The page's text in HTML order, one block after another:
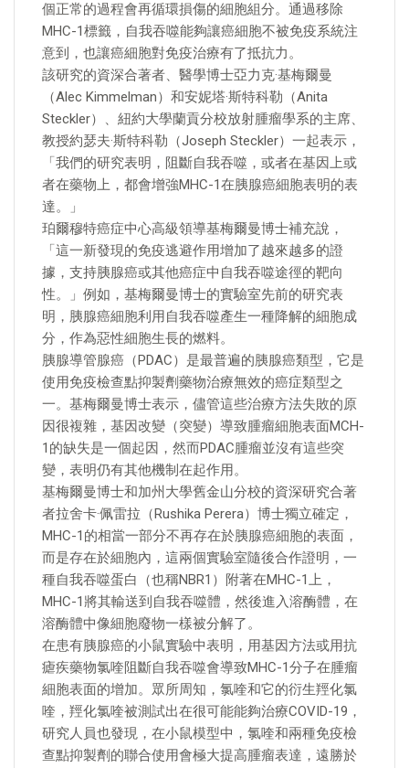
個正常的過程會再循環損傷的細胞組分。通過移除
MHC-1標籤，自我吞噬能夠讓癌細胞不被免疫系統注
意到，也讓癌細胞對免疫治療有了抵抗力。
該研究的資深合著者、醫學博士亞力克·基梅爾曼
（Alec Kimmelman）和安妮塔·斯特科勒（Anita
Steckler）、紐約大學蘭貢分校放射腫瘤學系的主席、
教授約瑟夫·斯特科勒（Joseph Steckler）一起表示，
「我們的研究表明，阻斷自我吞噬，或者在基因上或
者在藥物上，都會增強MHC-1在胰腺癌細胞表明的表
達。」
珀爾穆特癌症中心高級領導基梅爾曼博士補充說，
「這一新發現的免疫逃避作用增加了越來越多的證
據，支持胰腺癌或其他癌症中自我吞噬途徑的靶向
性。」例如，基梅爾曼博士的實驗室先前的研究表
明，胰腺癌細胞利用自我吞噬產生一種降解的細胞成
分，作為惡性細胞生長的燃料。
胰腺導管腺癌（PDAC）是最普遍的胰腺癌類型，它是
使用免疫檢查點抑製劑藥物治療無效的癌症類型之
一。基梅爾曼博士表示，儘管這些治療方法失敗的原
因很複雜，基因改變（突變）導致腫瘤細胞表面MCH-
1的缺失是一個起因，然而PDAC腫瘤並沒有這些突
變，表明仍有其他機制在起作用。
基梅爾曼博士和加州大學舊金山分校的資深研究合著
者拉舍卡·佩雷拉（Rushika Perera）博士獨立確定，
MHC-1的相當一部分不再存在於胰腺癌細胞的表面，
而是存在於細胞內，這兩個實驗室隨後合作證明，一
種自我吞噬蛋白（也稱NBR1）附著在MHC-1上，
MHC-1將其輸送到自我吞噬體，然後進入溶酶體，在
溶酶體中像細胞廢物一樣被分解了。
在患有胰腺癌的小鼠實驗中表明，用基因方法或用抗
瘧疾藥物氯喹阻斷自我吞噬會導致MHC-1分子在腫瘤
細胞表面的增加。眾所周知，氯喹和它的衍生羥化氯
喹，羥化氯喹被測試出在很可能能夠治療COVID-19，
研究人員也發現，在小鼠模型中，氯喹和兩種免疫檢
查點抑製劑的聯合使用會極大提高腫瘤表達，遠勝於